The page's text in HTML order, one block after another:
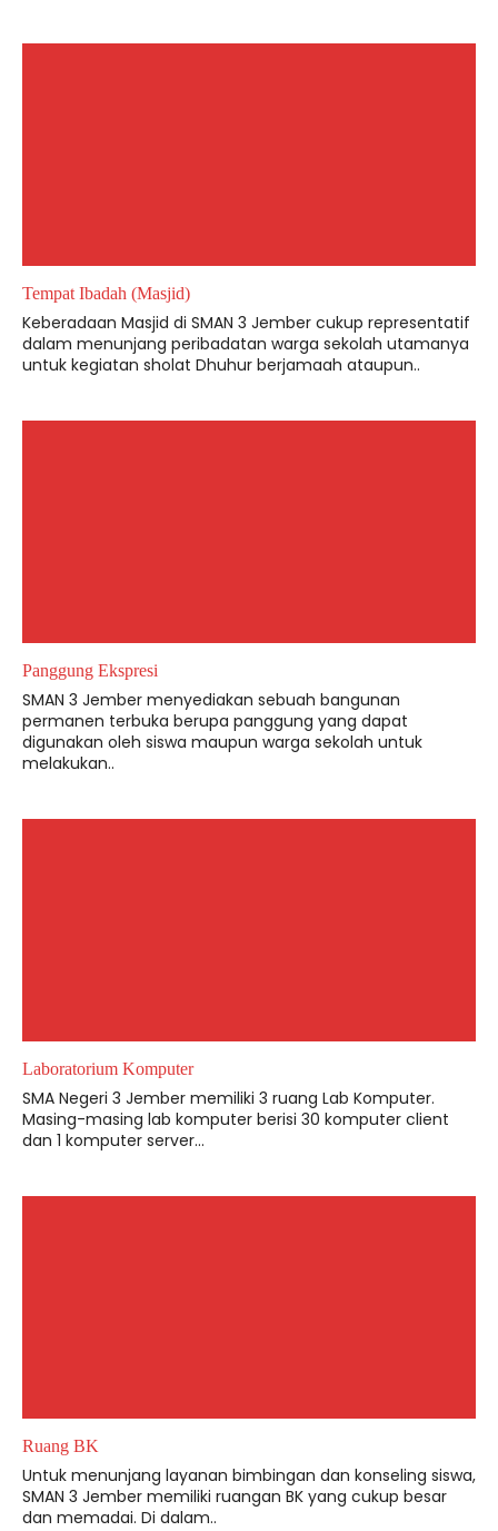
Tempat Ibadah (Masjid)
Keberadaan Masjid di SMAN 3 Jember cukup representatif
dalam menunjang peribadatan warga sekolah utamanya
untuk kegiatan sholat Dhuhur berjamaah ataupun..
Panggung Ekspresi
SMAN 3 Jember menyediakan sebuah bangunan
permanen terbuka berupa panggung yang dapat
digunakan oleh siswa maupun warga sekolah untuk
melakukan..
Laboratorium Komputer
SMA Negeri 3 Jember memiliki 3 ruang Lab Komputer.
Masing-masing lab komputer berisi 30 komputer client
dan 1 komputer server...
Ruang BK
Untuk menunjang layanan bimbingan dan konseling siswa,
SMAN 3 Jember memiliki ruangan BK yang cukup besar
dan memadai. Di dalam..